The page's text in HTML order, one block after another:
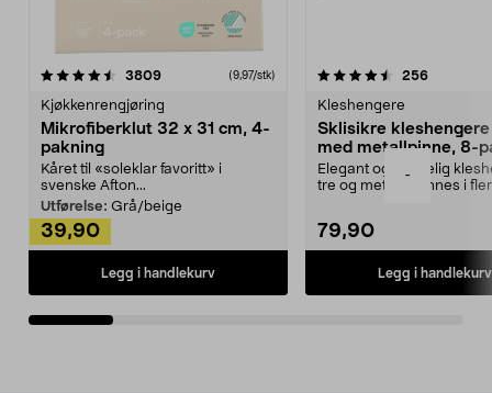
-
3809anmeldelser(9,97/stk)
Kjøkkenrengjøring
Mikrofiberklut 32 x 31 cm, 4-
pakning
Kåret til «soleklar favoritt» i
svenske Afton...
Utførelse: Grå/beige
39,90
Legg i handlekurv
4.5av 5 stjerner 256
Kleshengere
Sklisikre
med metallpinne, 8-
Elegant og skikkelig
tre og metall – finnes i
79,90
Legg i handlekurv
4.5av 5 stjerner